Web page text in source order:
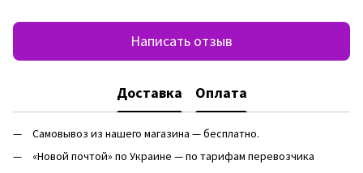
Написать отзыв
Доставка Оплата
Самовывоз из нашего магазина — бесплатно.
«Новой почтой» по Украине — по тарифам перевозчика